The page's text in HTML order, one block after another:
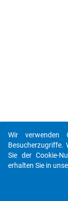
Wir verwenden
Besucherzugriffe.
Sie der Cookie-
erhalten Sie in